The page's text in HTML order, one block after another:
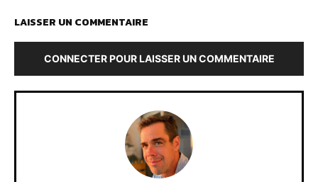
LAISSER UN COMMENTAIRE
CONNECTER POUR LAISSER UN COMMENTAIRE